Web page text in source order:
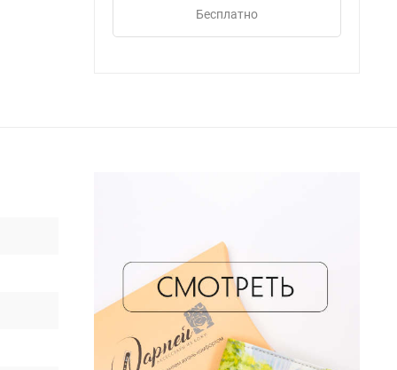
Бесплатно